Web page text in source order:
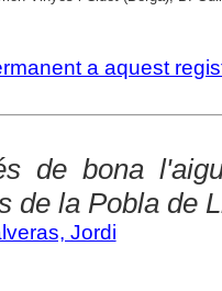
a aquest
de bona
de la Pobla de
Jordi